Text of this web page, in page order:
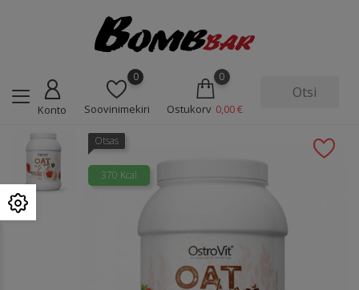
Konto
0
Soovinimekiri
0
Ostukorv 0,00 €
Otsas
370 Kcal